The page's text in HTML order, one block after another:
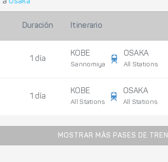
Duración Itinerario
1 día
KOBE
Sannomiya
OSAKA
All Stations
1 día
KOBE
All Stations
OSAKA
All Stations
MOSTRAR MÁS PASES DE TREN